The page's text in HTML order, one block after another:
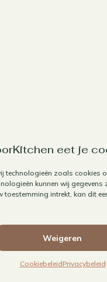
eet je
technologieën zoals
kunnen wij
toestemming intrekt, kan dit
Weigeren
CookiebeleidPrivacybeleid